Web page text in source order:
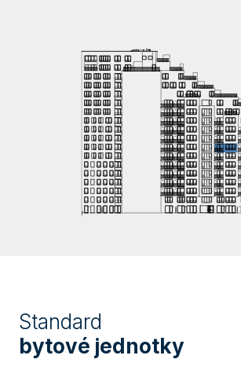
Standard
bytové jednotky